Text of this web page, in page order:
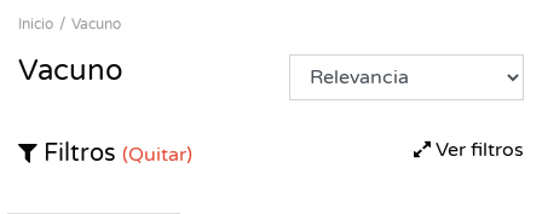
Inicio Vacuno
Vacuno
Ver filtros
Filtros (Quitar)